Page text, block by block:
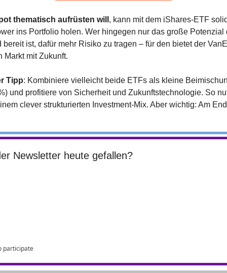
thematisch aufrüsten will , kann mit dem iShares-ETF
ins Portfolio holen. Wer hingegen nur das große Potenzial
ist, dafür mehr Risiko zu tragen – für den bietet der
Markt mit Zukunft.
Tipp: Kombiniere vielleicht beide ETFs als kleine
und profitiere von Sicherheit und Zukunftstechnologie. So
clever strukturierten Investment-Mix. Aber wichtig: Am
Newsletter heute gefallen?
participate